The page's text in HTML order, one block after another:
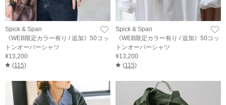
Spick & Span
《WEB限定カラー有り / 追加》50コッ
トンオーバーシャツ
¥13,200
(115)
Spick & Span
《WEB限定カラー有り / 追加》50コッ
トンオーバーシャツ
¥13,200
(115)